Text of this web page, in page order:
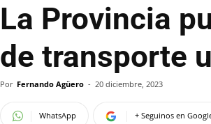
La Provincia
de transporte
Por Fernando Agüero - 20 diciembre, 2023
WhatsApp + Seguinos en